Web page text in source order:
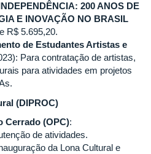
200 ANOS DE
E INOVAÇÃO NO BRASIL
R$ 5.695,20.
de Estudantes Artistas e
Para contratação de artistas,
para atividades em projetos
(DIPROC)
Cerrado (OPC):
de atividades.
da Lona Cultural e